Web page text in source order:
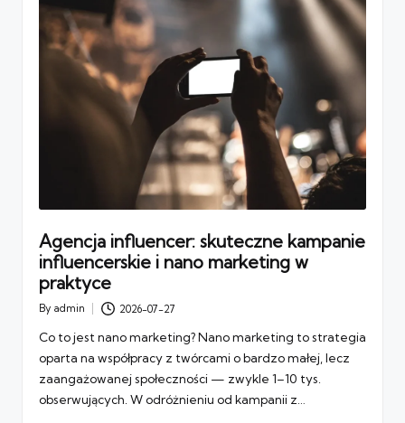
Agencja influencer: skuteczne kampanie
influencerskie i nano marketing w
praktyce
Posted
By admin 2026-07-27
Co to jest nano marketing? Nano marketing to strategia
oparta na współpracy z twórcami o bardzo małej, lecz
zaangażowanej społeczności — zwykle 1–10 tys.
obserwujących. W odróżnieniu od kampanii z…